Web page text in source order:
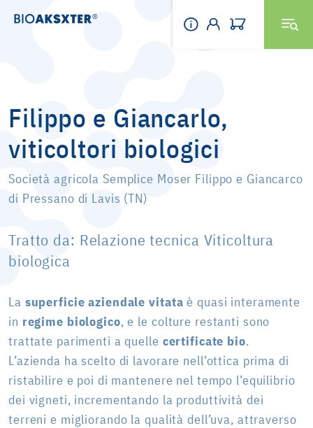
Filippo e Giancarlo,
viticoltori biologici
Società agricola Semplice Moser Filippo e Giancarco
di Pressano di Lavis (TN)
Tratto da: Relazione tecnica Viticoltura
biologica
La superficie aziendale vitata è quasi interamente
in regime biologico, e le colture restanti sono
trattate parimenti a quelle certificate bio.
L’azienda ha scelto di lavorare nell’ottica prima di
ristabilire e poi di mantenere nel tempo l’equilibrio
dei vigneti, incrementando la produttività dei
terreni e migliorando la qualità dell’uva, attraverso